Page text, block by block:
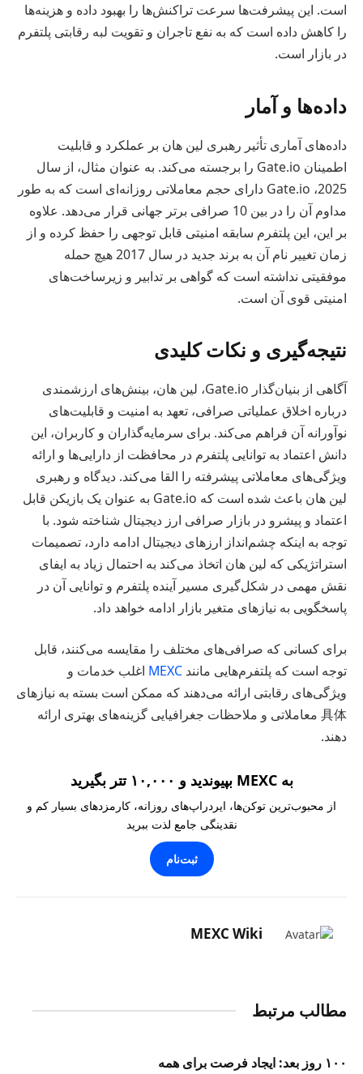
است. این پیشرفت‌ها سرعت تراکنش‌ها را بهبود داده و هزینه‌ها
را کاهش داده است که به نفع تاجران و تقویت لبه رقابتی پلتفرم
در بازار است.
داده‌ها و آمار
داده‌های آماری تأثیر رهبری لین هان بر عملکرد و قابلیت
اطمینان Gate.io را برجسته می‌کند. به عنوان مثال، از سال
2025، Gate.io دارای حجم معاملاتی روزانه‌ای است که به طور
مداوم آن را در بین 10 صرافی برتر جهانی قرار می‌دهد. علاوه
بر این، این پلتفرم سابقه امنیتی قابل توجهی را حفظ کرده و از
زمان تغییر نام آن به برند جدید در سال 2017 هیچ حمله
موفقیتی نداشته است که گواهی بر تدابیر و زیرساخت‌های
امنیتی قوی آن است.
نتیجه‌گیری و نکات کلیدی
آگاهی از بنیان‌گذار Gate.io، لین هان، بینش‌های ارزشمندی
درباره اخلاق عملیاتی صرافی، تعهد به امنیت و قابلیت‌های
نوآورانه آن فراهم می‌کند. برای سرمایه‌گذاران و کاربران، این
دانش اعتماد به توانایی پلتفرم در محافظت از دارایی‌ها و ارائه
ویژگی‌های معاملاتی پیشرفته را القا می‌کند. دیدگاه و رهبری
لین هان باعث شده است که Gate.io به عنوان یک بازیکن قابل
اعتماد و پیشرو در بازار صرافی ارز دیجیتال شناخته شود. با
توجه به اینکه چشم‌انداز ارزهای دیجیتال ادامه دارد، تصمیمات
استراتژیکی که لین هان اتخاذ می‌کند به احتمال زیاد به ایفای
نقش مهمی در شکل‌گیری مسیر آینده پلتفرم و توانایی آن در
پاسخگویی به نیازهای متغیر بازار ادامه خواهد داد.
برای کسانی که صرافی‌های مختلف را مقایسه می‌کنند، قابل
توجه است که پلتفرم‌هایی مانند MEXC اغلب خدمات و
ویژگی‌های رقابتی ارائه می‌دهند که ممکن است بسته به نیازهای
具体 معاملاتی و ملاحظات جغرافیایی گزینه‌های بهتری ارائه
دهند.
به MEXC بپیوندید و ۱۰,۰۰۰ تتر بگیرید
از محبوب‌ترین توکن‌ها، ایردراپ‌های روزانه، کارمزدهای بسیار کم و
نقدینگی جامع لذت ببرید
ثبت‌نام
MEXC Wiki
مطالب مرتبط
۱۰۰ روز بعد: ایجاد فرصت برای همه